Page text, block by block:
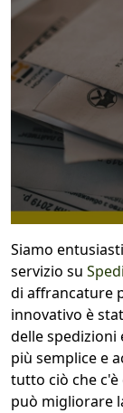
Nazione arrivo
1
COLLO 1
Siamo
servizio su
di affrancature
innovativo è
delle spedizioni
più semplice e
tutto ciò che c'è
può migliorare